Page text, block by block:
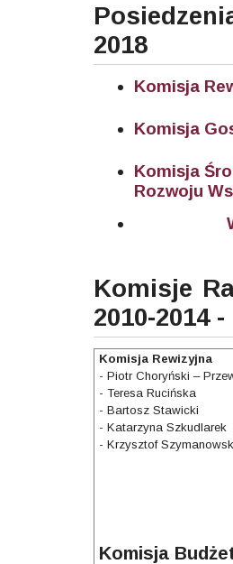
2018
Komisja
Komisja
Komisja
Rozwoju
Komisje
2010-2014
Komisja Rewizyjna
- Piotr Choryński –
- Teresa Rucińska
- Bartosz Stawicki
- Katarzyna Szkudlarek
- Krzysztof
Komisja